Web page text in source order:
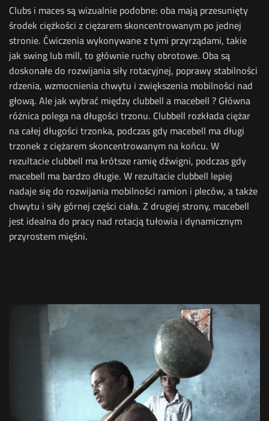
Clubs i maces są wizualnie podobne: oba mają przesunięty
środek ciężkości z ciężarem skoncentrowanym po jednej
stronie. Ćwiczenia wykonywane z tymi przyrządami, takie
jak swing lub mill, to głównie ruchy obrotowe. Oba są
doskonałe do rozwijania siły rotacyjnej, poprawy stabilności
rdzenia, wzmocnienia chwytu i zwiększenia mobilności nad
głową. Ale jak wybrać między clubbell a macebell ?Główna
różnica polega na długości trzonu. Clubbell rozkłada ciężar
na całej długości trzonka, podczas gdy macebell ma długi
trzonek z ciężarem skoncentrowanym na końcu. W
rezultacie clubbell ma krótsze ramię dźwigni, podczas gdy
macebell ma bardzo długie.W rezultacie clubbell lepiej
nadaje się do rozwijania mobilności ramion i pleców, a także
chwytu i siły górnej części ciała. Z drugiej strony, macebell
jest idealna do pracy nad rotacją tułowia i dynamicznym
przyrostem mięśni.